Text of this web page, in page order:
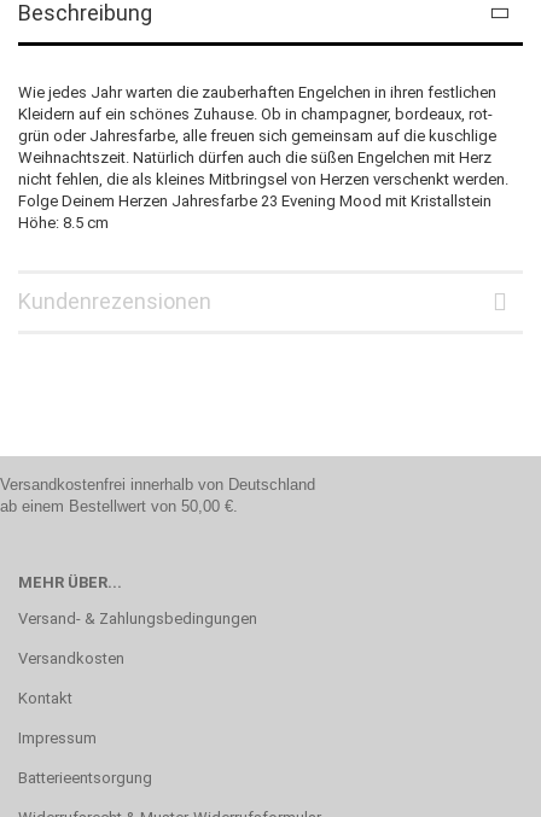
Beschreibung
Wie jedes Jahr warten die zauberhaften Engelchen in ihren festlichen
Kleidern auf ein schönes Zuhause. Ob in champagner, bordeaux, rot-
grün oder Jahresfarbe, alle freuen sich gemeinsam auf die kuschlige
Weihnachtszeit. Natürlich dürfen auch die süßen Engelchen mit Herz
nicht fehlen, die als kleines Mitbringsel von Herzen verschenkt werden.
Folge Deinem Herzen Jahresfarbe 23 Evening Mood mit Kristallstein
Höhe: 8.5 cm
Kundenrezensionen
Versandkostenfrei innerhalb von Deutschland
ab einem Bestellwert von 50,00 €.
MEHR ÜBER...
Versand- & Zahlungsbedingungen
Versandkosten
Kontakt
Impressum
Batterieentsorgung